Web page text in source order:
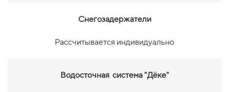
Снегозадержатели
Рассчитывается индивидуально
Водосточная система "Дёке"